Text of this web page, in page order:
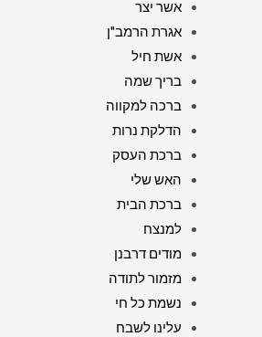
אשר יצר
אגרת הרמב"ן
אשת חיל
בריך שמה
ברכה למקווה
הדלקת נרות
ברכת העסק
האש שלי
ברכת הבית
למנצח
מודים דרבנן
מזמור לתודה
נשמת כל חי
עלינו לשבח